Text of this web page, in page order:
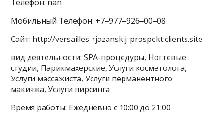
Телефон: nan
Мобильный Телефон: +7‒977‒926‒00‒08
Сайт: http://versailles-rjazanskij-prospekt.clients.site
вид деятельности: SPA-процедуры, Ногтевые
студии, Парикмахерские, Услуги косметолога,
Услуги массажиста, Услуги перманентного
макияжа, Услуги пирсинга
Время работы: Ежедневно с 10:00 до 21:00